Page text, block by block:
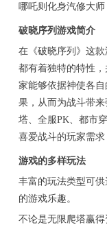
哪吒则化身汽修大师
破晓序列游戏简介
在《破晓序列》这
都有着独特的特性
家能够依据神使各
果，从而为战斗带
塔、全服PK、都市
喜爱战斗的玩家需求
游戏的多样玩法
丰富的玩法类型可
的游戏乐趣。
不论是无限爬塔赢